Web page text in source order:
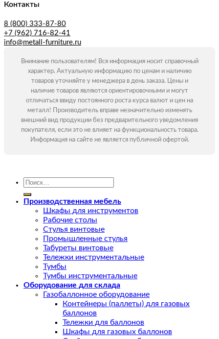
Контакты
8 (800) 333-87-80
+7 (962) 716-82-41
info@metall-furniture.ru
Внимание пользователям! Вся информация носит справочный
характер. Актуальную информацию по ценам и наличию
товаров уточняйте у менеджера в день заказа. Цены и
наличие товаров являются ориентировочными и могут
отличаться ввиду постоянного роста курса валют и цен на
металл! Производитель вправе незначительно изменять
внешний вид продукции без предварительного уведомления
покупателя, если это не влияет на функциональность товара.
Информация на сайте не является публичной офертой.
Искать:
Производственная мебель
Шкафы для инструментов
Рабочие столы
Стулья винтовые
Промышленные стулья
Табуреты винтовые
Тележки инструментальные
Тумбы
Тумбы инструментальные
Оборудование для склада
Газобаллонное оборудование
Контейнеры (паллеты) для газовых
баллонов
Тележки для баллонов
Шкафы для газовых баллонов